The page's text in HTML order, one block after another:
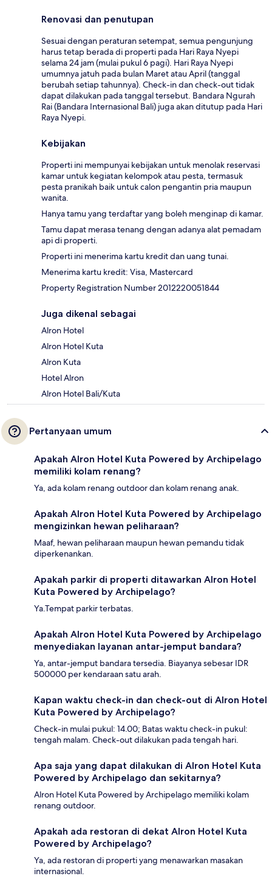
Renovasi dan penutupan
Sesuai dengan peraturan setempat, semua pengunjung
harus tetap berada di properti pada Hari Raya Nyepi
selama 24 jam (mulai pukul 6 pagi). Hari Raya Nyepi
umumnya jatuh pada bulan Maret atau April (tanggal
berubah setiap tahunnya). Check-in dan check-out tidak
dapat dilakukan pada tanggal tersebut. Bandara Ngurah
Rai (Bandara Internasional Bali) juga akan ditutup pada Hari
Raya Nyepi.
Kebijakan
Properti ini mempunyai kebijakan untuk menolak reservasi
kamar untuk kegiatan kelompok atau pesta, termasuk
pesta pranikah baik untuk calon pengantin pria maupun
wanita.
Hanya tamu yang terdaftar yang boleh menginap di kamar.
Tamu dapat merasa tenang dengan adanya alat pemadam
api di properti.
Properti ini menerima kartu kredit dan uang tunai.
Menerima kartu kredit: Visa, Mastercard
Property Registration Number 2012220051844
Juga dikenal sebagai
Alron Hotel
Alron Hotel Kuta
Alron Kuta
Hotel Alron
Alron Hotel Bali/Kuta
Pertanyaan umum
Apakah Alron Hotel Kuta Powered by Archipelago
memiliki kolam renang?
Ya, ada kolam renang outdoor dan kolam renang anak.
Apakah Alron Hotel Kuta Powered by Archipelago
mengizinkan hewan peliharaan?
Maaf, hewan peliharaan maupun hewan pemandu tidak
diperkenankan.
Apakah parkir di properti ditawarkan Alron Hotel
Kuta Powered by Archipelago?
Ya.Tempat parkir terbatas.
Apakah Alron Hotel Kuta Powered by Archipelago
menyediakan layanan antar-jemput bandara?
Ya, antar-jemput bandara tersedia. Biayanya sebesar IDR
500000 per kendaraan satu arah.
Kapan waktu check-in dan check-out di Alron Hotel
Kuta Powered by Archipelago?
Check-in mulai pukul: 14.00; Batas waktu check-in pukul:
tengah malam. Check-out dilakukan pada tengah hari.
Apa saja yang dapat dilakukan di Alron Hotel Kuta
Powered by Archipelago dan sekitarnya?
Alron Hotel Kuta Powered by Archipelago memiliki kolam
renang outdoor.
Apakah ada restoran di dekat Alron Hotel Kuta
Powered by Archipelago?
Ya, ada restoran di properti yang menawarkan masakan
internasional.